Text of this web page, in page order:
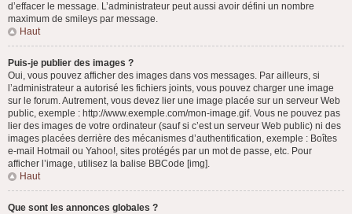
d’effacer le message. L’administrateur peut aussi avoir défini un nombre
maximum de smileys par message.
Haut
Puis-je publier des images ?
Oui, vous pouvez afficher des images dans vos messages. Par ailleurs, si
l’administrateur a autorisé les fichiers joints, vous pouvez charger une image
sur le forum. Autrement, vous devez lier une image placée sur un serveur Web
public, exemple : http://www.exemple.com/mon-image.gif. Vous ne pouvez pas
lier des images de votre ordinateur (sauf si c’est un serveur Web public) ni des
images placées derrière des mécanismes d’authentification, exemple : Boîtes
e-mail Hotmail ou Yahoo!, sites protégés par un mot de passe, etc. Pour
afficher l’image, utilisez la balise BBCode [img].
Haut
Que sont les annonces globales ?